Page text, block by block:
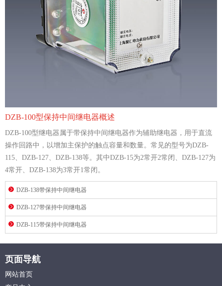
DZB-100型保持中间继电器概述
DZB-100型继电器属于带保持中间继电器作为辅助继电器，用于直流
操作回路中，以增加主保护的触点容量和数量。常见的型号为DZB-
115、DZB-127、DZB-138等。其中DZB-15为2常开2常闭、DZB-127为
4常开、DZB-138为3常开1常闭。
DZB-138带保持中间继电器
DZB-127带保持中间继电器
DZB-115带保持中间继电器
页面导航
网站首页